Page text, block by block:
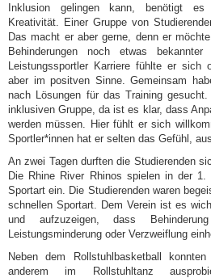
Inklusion gelingen kann, benötigt es
Kreativität. Einer Gruppe von
Das macht er aber gerne, denn er
Behinderungen noch etwas
Leistungssportler Karriere fühlte er sich
aber im positven Sinne. Gemeinsam
nach Lösungen für das Training
inklusiven Gruppe, da ist es klar, dass
werden müssen. Hier fühlt er sich
Sportler*innen hat er selten das Gefühl,
An zwei Tagen durften die Studierenden
Die Rhine River Rhinos spielen in der
Sportart ein. Die Studierenden waren
schnellen Sportart. Dem Verein ist es
und aufzuzeigen, dass
Leistungsminderung oder Verzweiflung
Neben dem Rollstuhlbasketball
anderem im Rollstuhltanz